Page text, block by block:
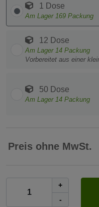
1 Dose
Am Lager 169 Packung
12 Dose
Am Lager 14 Packung
Vorbereitet aus einer
50 Dose
Am Lager 14 Packung
Preis ohne MwSt.
+
-